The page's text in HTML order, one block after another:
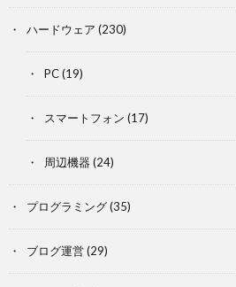
ハードウェア (230)
PC(19)
スマートフォン (17)
周辺機器 (24)
プログラミング(35)
ブログ運営(29)